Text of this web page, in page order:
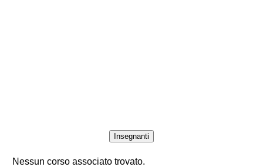
Insegnanti
Nessun corso associato trovato.